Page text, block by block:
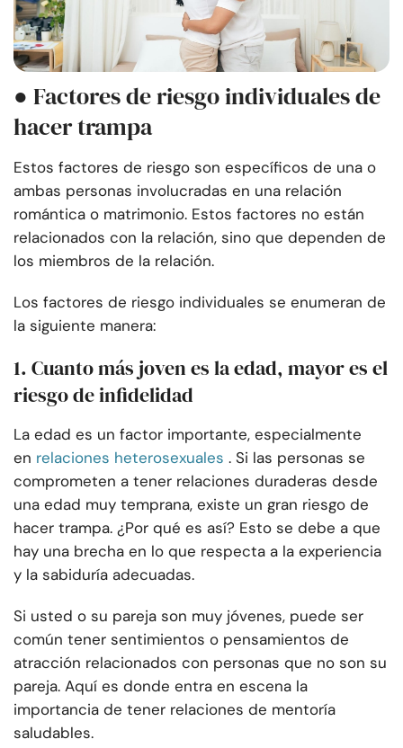
● Factores de riesgo individuales de
hacer trampa
Estos factores de riesgo son específicos de una o
ambas personas involucradas en una relación
romántica o matrimonio. Estos factores no están
relacionados con la relación, sino que dependen de
los miembros de la relación.
Los factores de riesgo individuales se enumeran de
la siguiente manera:
1. Cuanto más joven es la edad, mayor es el
riesgo de infidelidad
La edad es un factor importante, especialmente
en relaciones heterosexuales . Si las personas se
comprometen a tener relaciones duraderas desde
una edad muy temprana, existe un gran riesgo de
hacer trampa. ¿Por qué es así? Esto se debe a que
hay una brecha en lo que respecta a la experiencia
y la sabiduría adecuadas.
Si usted o su pareja son muy jóvenes, puede ser
común tener sentimientos o pensamientos de
atracción relacionados con personas que no son su
pareja. Aquí es donde entra en escena la
importancia de tener relaciones de mentoría
saludables.